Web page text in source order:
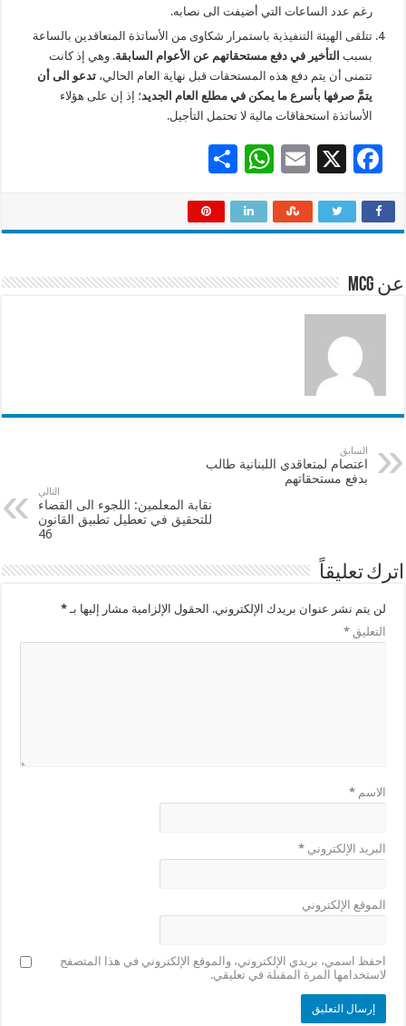
رغم عدد الساعات التي أضيفت الى نصابه.
تتلقى الهيئة التنفيذية باستمرار شكاوى من الأساتذة المتعاقدين بالساعة
بسبب التأخير في دفع مستحقاتهم عن الأعوام السابقة. وهي إذ كانت
تتمنى أن يتم دفع هذه المستحقات قبل نهاية العام الحالي،تدعو الى أن
يتمَّ صرفها بأسرع ما يمكن في مطلع العام الجديد؛ إذ إن على هؤلاء
الأساتذة استحقاقات مالية لا تحتمل التأجيل.
F
e
o
k
X
E
ai
W
at
p
ar
عن mcg
السابق
اعتصام لمتعاقدي اللبنانية طالب
بدفع مستحقاتهم
التالي
نقابة المعلمين: اللجوء الى القضاء
للتحقيق في تعطيل تطبيق القانون
46
اترك تعليقاً
لن يتم نشر عنوان بريدك الإلكتروني. الحقول الإلزامية مشار إليها بـ*
التعليق*
الاسم*
البريد الإلكتروني*
الموقع الإلكتروني
احفظ اسمي، بريدي الإلكتروني، والموقع الإلكتروني في هذا المتصفح
لاستخدامها المرة المقبلة في تعليقي.